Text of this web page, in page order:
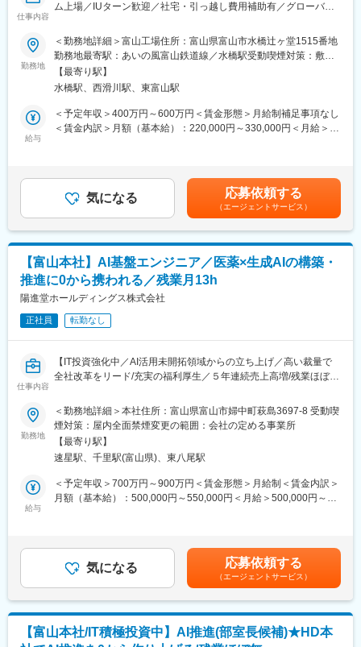
出荷、営業・販売までそれぞれ立場は異なりますが、今日以上の
変更の範囲：会社の定める業務
る。
できる。
・自身の研究スキルに合わせた案件で活躍できる。
■同社の魅力：
方を評価し、チャレンジできる制度と社風があります。
挑戦を重んじている社風ですので、意欲と努力があれば、 ご自身
働きやすい環境であり、全社平均勤続年数は13年と腰を据えて働
くことが出来る職場です。
変更の範囲：会社の定める業務
仕事内容
ム上場／IUターン歓迎／社宅・引っ越し費用補助有／グローバル
LIMS導入後の本格稼働に向けた体制整備のため、医薬品の品質管
理 LIMS担当を募集いたします。下記業務をお任せいたします。
■業務内容
・LIMSのマスタ作成
・試験機器とLIMS連携に関する開発～検証（CSV）
・サーバーとの通信トラブル対応
■ 中長期的ビジョン：
女性医療貢献度No.1を目指し、産婦人科領域では継続して新薬開
発とジェネリック品上市を継続していきます。もう一つの柱とし
開発が進行中です。
■UIターンの方歓迎：
県外など遠方から転居してご入社いただく場合は、社宅／引っ越
し費用補助がございます。
■キャリアディベロップメント（ジョブローテション）制度：
当社では、キャリアディベロップメント（ジョブローテーショ
ン）制度が存在し、原則1年に一度、自身のキャリア希望を申請す
ることが可能です。そのため、当社では自身のキャリアパスを自
■当社の強み：
領域に特化した後発品メーカーは少なく、医師からの信頼を築き
やすいです。また、産婦人科領域は現在、厚生労働省による不妊
取り扱われるようになるなど非常に注目が集まっている領域であ
り、その中でも当社は日本を代表する産婦人科領域のリーディン
勤務地
＜勤務地詳細＞富山工場住所：富山県富山市水橋辻ヶ堂1515番地
勤務地最寄駅：あいの風富山鉄道線／水橋駅受動喫煙対策：敷地
内全面禁煙変更の範囲：会社の定める事業所
【最寄り駅】
水橋駅、西滑川駅、東富山駅
給与
＜予定年収＞400万円～600万円＜賃金形態＞月給制補足事項なし
＜賃金内訳＞月額（基本給）：220,000円～330,000円＜月給＞
3.27%）【賞与】 年2回（7・12月：月給約4ヶ月） ※業績に応じ
て別途決算賞与あり（過去平均：月給約2ヶ月）※求人票記載の年
収は、賞与6か月分で計算賃金はあくまでも目安の金額であり、選
考を通じて上下する可能性があります。月給(月額)は固定手当を含
めた表記です。
気になる 応募依頼する
（エージェントサービス）
【富山本社】AI基盤エンジニア／医薬×生成AIの構築・
推進に0から携われる／残業月13h
陽進堂ホールディングス株式会社
正社員 転勤なし
仕事内容
【IT投資強化中／AI活用未開拓領域からの立ち上げ／高い裁量で
全社改革をリード/充実の福利厚生／５年連続売上高増/残業ほぼな
■業務内容：
AI活用が未整備な環境で、基盤構築から実運用まで一貫して担う
中核ポジションです。
医薬品メーカーの全社変革を技術でリードできます。
経営主導で推進するAI/DX変革において、技術中核人材としてAI基
・生成AI（LLM）を活用したアプリケーション開発
・RAG（Retrieval-Augmented Generation）構築および最適化
・業務システムとの連携開発
・PoC開発および本番環境への実装・運用
勤務地
＜勤務地詳細＞本社住所：富山県富山市婦中町萩島3697-8 受動喫
煙対策：屋内全面禁煙変更の範囲：会社の定める事業所
【最寄り駅】
速星駅、千里駅(富山県)、東八尾駅
給与
＜予定年収＞700万円～900万円＜賃金形態＞月給制＜賃金内訳＞
月額（基本給）：500,000円～550,000円＜月給＞500,000円～
を通じて上下する可能性があります。月給(月額)は固定手当を含め
た表記です。気になる 応募依頼する
（エージェントサービス）
【富山本社/IT積極投資中】AI推進(部室長候補)★HD本